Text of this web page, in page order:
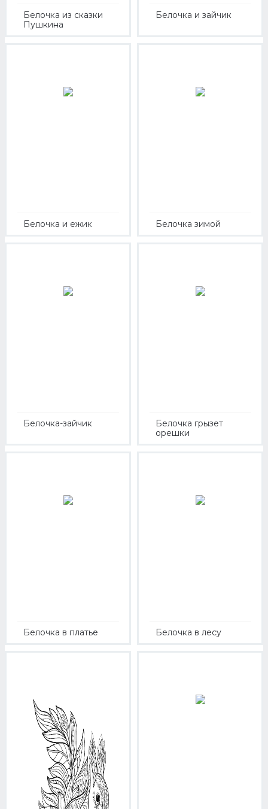
Белочка из сказки
Пушкина
Белочка и зайчик
Белочка и ежик Белочка зимой
Белочка-зайчик
Белочка грызет
орешки
Белочка в платье Белочка в лесу